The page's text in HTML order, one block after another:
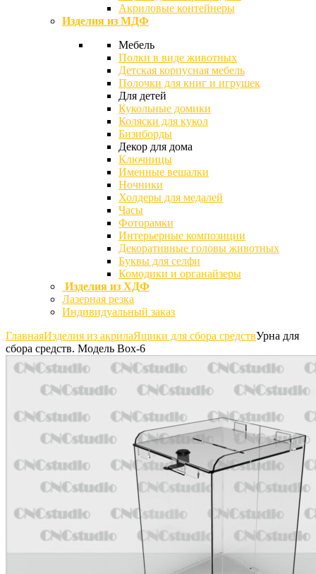
Акриловые контейнеры
Изделия из МДФ
Мебель
Полки в виде животных
Детская корпусная мебель
Полочки для книг и игрушек
Для детей
Кукольные домики
Коляски для кукол
Бизиборды
Декор для дома
Ключницы
Именные вешалки
Ночники
Холдеры для медалей
Часы
Фоторамки
Интерьерные композиции
Декоративные головы животных
Буквы для селфи
Комодики и органайзеры
Изделия из ХДФ
Лазерная резка
Индивидуальный заказ
ГлавнаяИзделия из акрилаЯщики для сбора средствУрна для
сбора средств. Модель Box-6